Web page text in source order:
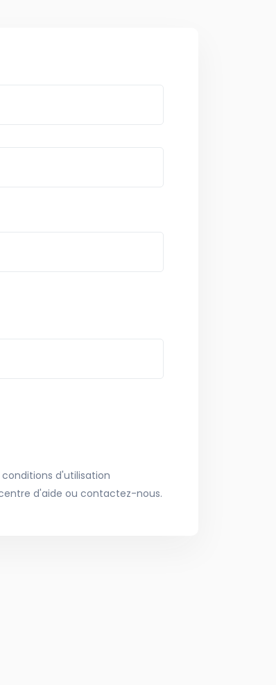
d'utilisation
d'aide ou contactez-nous.